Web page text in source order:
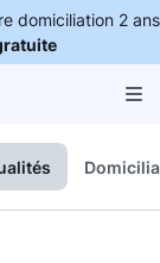
domiciliation 2 ans